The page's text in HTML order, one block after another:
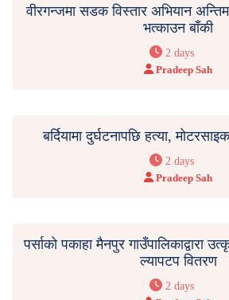
वीरगन्जमा सडक विस्तार अभियान
भत्काउन बाँकी
2 days
Pradeep Sah
बर्दियामा दुर्घटनापछि हत्या,
2 days
Pradeep Sah
पर्साको पकाहा मैनपुर गाउँपालिकाद्वारा
ल्यापटप वितरण
2 days